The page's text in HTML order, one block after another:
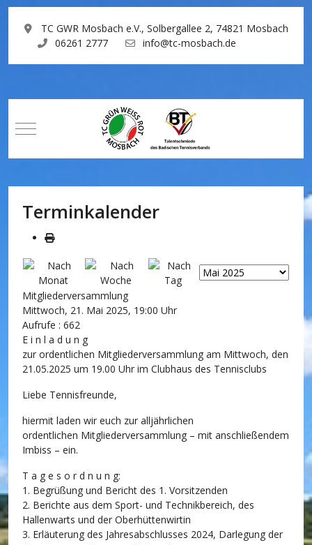
TC GWR Mosbach e.V., Solbergallee 2, 74821 Mosbach
06261 2777
info@tc-mosbach.de
Mobile Menu Toggle
Terminkalender
Mitgliederversammlung
Mittwoch, 21. Mai 2025, 19:00 Uhr
Aufrufe : 662
E i n l a d u n g
zur ordentlichen Mitgliederversammlung am Mittwoch, den
21.05.2025 um 19.00 Uhr im Clubhaus des Tennisclubs
Liebe Tennisfreunde,
hiermit laden wir euch zur alljährlichen
ordentlichen Mitgliederversammlung – mit anschließendem
Imbiss – ein.
T a g e s o r d n u n g:
1. Begrüßung und Bericht des 1. Vorsitzenden
2. Berichte aus dem Sport- und Technikbereich, des
Hallenwarts und der Oberhüttenwirtin
3. Erläuterung des Jahresabschlusses 2024, Darlegung der